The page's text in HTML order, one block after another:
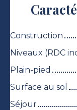
Construction
Niveaux (RDC
Plain-pied
Surface au sol
Séjour